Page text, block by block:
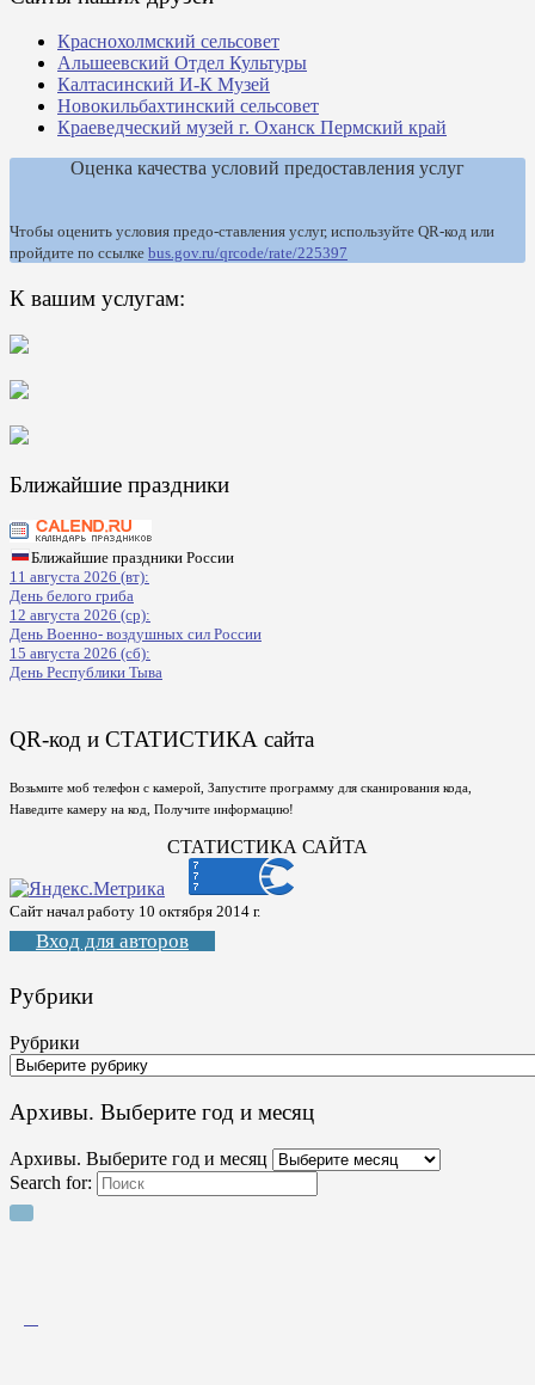
Краснохолмский сельсовет
Альшеевский Отдел Культуры
Калтасинский И-К Музей
Новокильбахтинский сельсовет
Краеведческий музей г. Оханск Пермский край
Оценка качества условий предоставления услуг
Чтобы оценить условия предо-ставления услуг, используйте QR-код или
пройдите по ссылке bus.gov.ru/qrcode/rate/225397
К вашим услугам:
Ближайшие праздники
Ближайшие праздники России
11 августа 2026 (вт):
День белого гриба
12 августа 2026 (ср):
День Военно- воздушных сил России
15 августа 2026 (сб):
День Республики Тыва
QR-код и СТАТИСТИКА сайта
Возьмите моб телефон с камерой, Запустите программу для сканирования кода,
Наведите камеру на код, Получите информацию!
СТАТИСТИКА САЙТА
Сайт начал работу 10 октября 2014 г.
Вход для авторов
Рубрики
Рубрики
Архивы. Выберите год и месяц
Архивы. Выберите год и месяц
Search for: